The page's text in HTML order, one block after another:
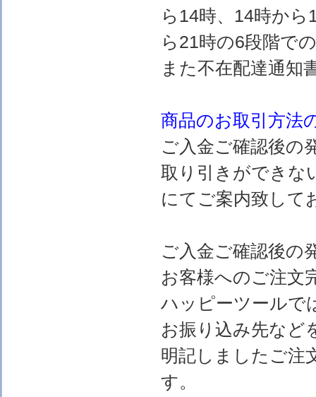
ら14時、14時か
ら21時の6段階で
また不在配達通知
商品のお取引方法
ご入金ご確認後の
取り引きができな
にてご案内致して
ご入金ご確認後の
お客様へのご注文
ハッピーツールで
お振り込み先など
明記しましたご注
す。